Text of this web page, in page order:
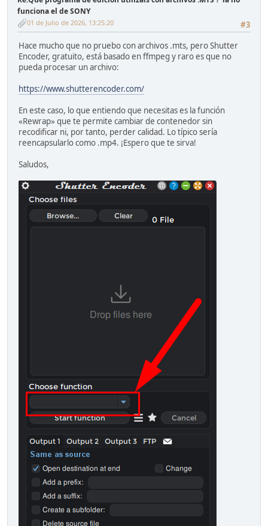
funciona el de SONY
#3
01 de Julio de 2026, 13:25:20
Hace mucho que no pruebo con archivos .mts, pero Shutter
Encoder, gratuito, está basado en ffmpeg y raro es que no
pueda procesar un archivo:
https://www.shutterencoder.com/
En este caso, lo que entiendo que necesitas es la función
«Rewrap» que te permite cambiar de contenedor sin
recodificar ni, por tanto, perder calidad. Lo típico sería
reencapsularlo como .mp4. ¡Espero que te sirva!
Saludos,